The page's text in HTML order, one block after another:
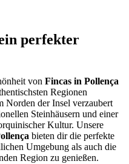
perfekter
von Fincas in Pollença
Regionen
Norden der Insel verzaubert
Steinhäusern und einer
Kultur. Unsere
bieten dir die perfekte
Umgebung als auch die
Region zu genießen.